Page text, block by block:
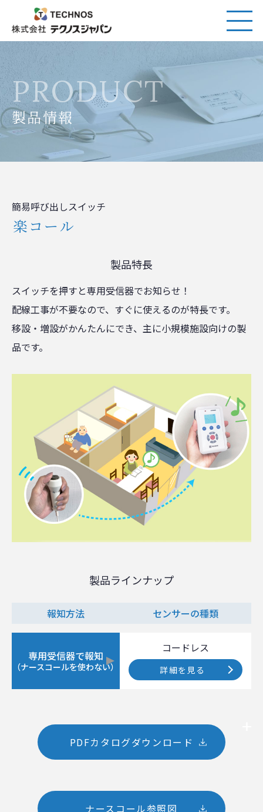
PRODUCT
製品情報
簡易呼び出しスイッチ
楽コール
製品特長
スイッチを押すと専用受信器でお知らせ！
配線工事が不要なので、すぐに使えるのが特長です。
移設・増設がかんたんにでき、主に小規模施設向けの製
品です。
製品ラインナップ
報知方法 センサーの種類
専用受信器で報知
（ナースコールを使わない）
コードレス
詳細を見る
PDFカタログダウンロード
ナースコール参照図